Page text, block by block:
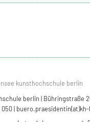
kunsthochschule berlin
berlin | Bühringstraße
050 |